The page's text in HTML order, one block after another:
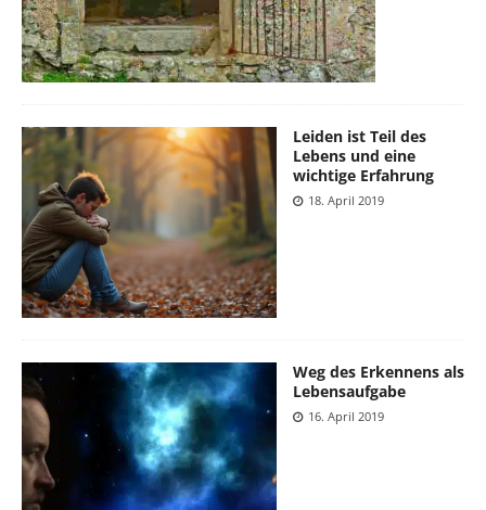
Leiden ist Teil des
Lebens und eine
wichtige Erfahrung
18. April 2019
Weg des Erkennens als
Lebensaufgabe
16. April 2019